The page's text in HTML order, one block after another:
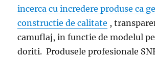
incerca cu incredere produse ca
constructie de calitate ,
camuflaj, in functie de modelul
doriti. Produsele profesionale